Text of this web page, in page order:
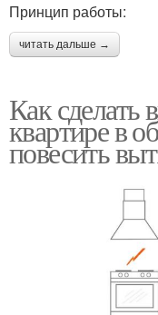
Принцип работы:
читать дальше →
Как сделать
квартире в
повесить